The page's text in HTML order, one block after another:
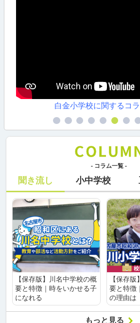
白金小学校に関するコ
- コラム一覧 -
聞き流し 小中学校
【保存版】川名中学校の概
要と特徴｜時をいかせる子
になれる
【保存
要と特徴
の理由は
もっと見る